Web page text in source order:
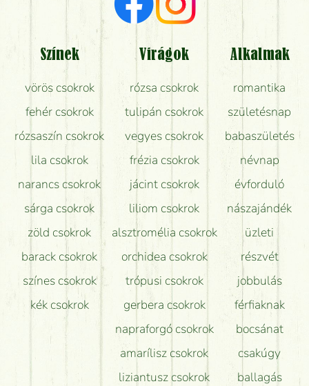
Milyen visszajelzést kapok a virágküldésről?
Tényleg azt kapom, ami a képen van?
Mit kell tudni a virágcsokrok szállításáról?
Hogy marad a lehető legtovább friss a csokor?
Tudok adventi koszorút vásárolni boltban?
Színek
vörös csokrok
fehér csokrok
rózsaszín csokrok
lila csokrok
narancs csokrok
sárga csokrok
zöld csokrok
barack csokrok
színes csokrok
kék csokrok
Virágok
rózsa csokrok
tulipán csokrok
vegyes csokrok
frézia csokrok
jácint csokrok
liliom csokrok
alsztromélia csokrok
orchidea csokrok
trópusi csokrok
gerbera csokrok
napraforgó csokrok
amarílisz csokrok
liziantusz csokrok
Alkalmak
romantika
születésnap
babaszületés
névnap
évforduló
nászajándék
üzleti
részvét
jobbulás
férfiaknak
bocsánat
csakúgy
ballagás